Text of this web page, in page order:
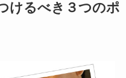
けるべき３つのポ